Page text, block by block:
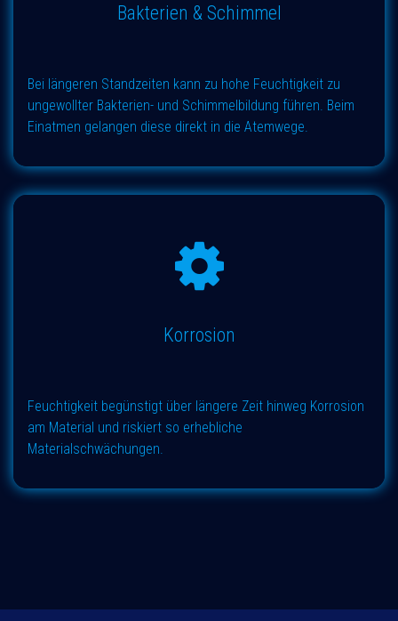
Bakterien & Schimmel
Bei längeren Standzeiten kann zu hohe Feuchtigkeit zu
ungewollter Bakterien- und Schimmelbildung führen. Beim
Einatmen gelangen diese direkt in die Atemwege.
Korrosion
Feuchtigkeit begünstigt über längere Zeit hinweg Korrosion
am Material und riskiert so erhebliche
Materialschwächungen.